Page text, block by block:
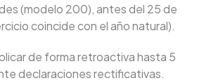
(modelo 200), antes del 25 de
coincide con el año natural).
de forma retroactiva hasta 5
declaraciones rectificativas.